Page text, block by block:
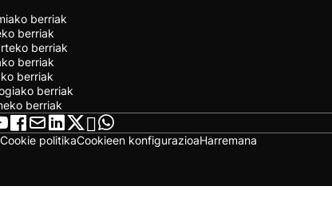
berriak
berriak
berriak
berriak
berriak
berriak
berriak
Cookie politikaCookieen konfigurazioaHarremana